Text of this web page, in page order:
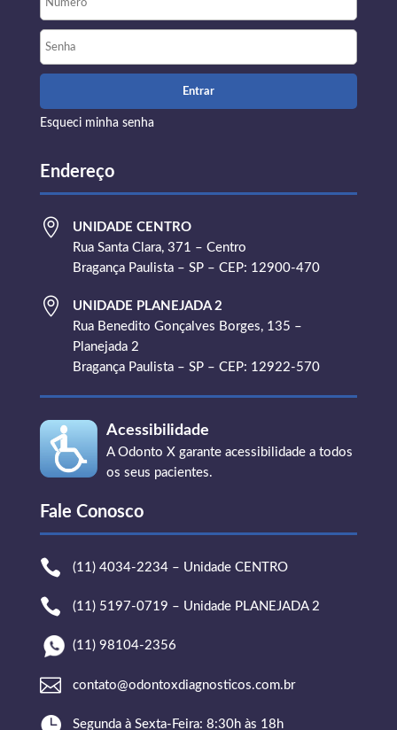
Esqueci minha senha
Endereço

UNIDADE CENTRO
Rua Santa Clara, 371 – Centro
Bragança Paulista – SP – CEP: 12900-470

UNIDADE PLANEJADA 2
Rua Benedito Gonçalves Borges, 135 –
Planejada 2
Bragança Paulista – SP – CEP: 12922-570
Acessibilidade
A Odonto X garante acessibilidade a todos
os seus pacientes.
Fale Conosco
 (11) 4034-2234 – Unidade CENTRO
 (11) 5197-0719 – Unidade PLANEJADA 2
(11) 98104-2356
 contato@odontoxdiagnosticos.com.br
 Segunda à Sexta-Feira: 8:30h às 18h